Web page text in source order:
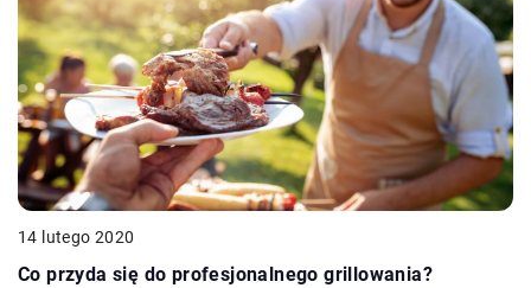
14 lutego 2020
Co przyda się do profesjonalnego grillowania?